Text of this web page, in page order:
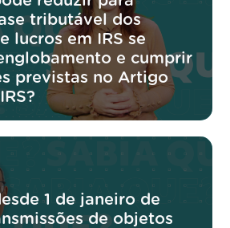
tributável dos
lucros em IRS se
e cumprir
previstas no Artigo
1 de janeiro de
de objetos